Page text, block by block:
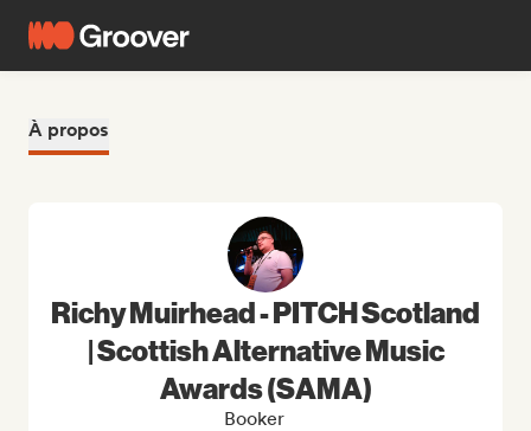
À propos
Richy Muirhead - PITCH Scotland
| Scottish Alternative Music
Awards (SAMA)
Booker